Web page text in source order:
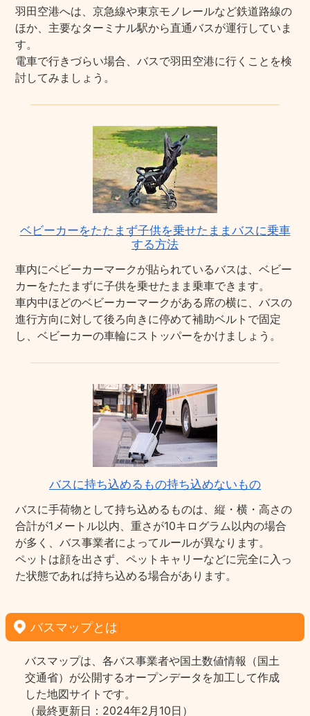
羽田空港へは、京急線や東京モノレールなど鉄道路線の
ほか、主要なターミナル駅から直通バスが運行していま
す。
電車で行きづらい場合、バスで羽田空港に行くことを検
討してみましょう。
ベビーカーをたたまず子供を乗せたままバスに乗車
する方法
車内にベビーカーマークが貼られているバスは、ベビー
カーをたたまずに子供を乗せたまま乗車できます。
車内中ほどのベビーカーマークがある席の横に、バスの
進行方向に対して後ろ向きに停めて補助ベルトで固定
し、ベビーカーの車輪にストッパーをかけましょう。
バスに持ち込めるもの持ち込めないもの
バスに手荷物として持ち込めるものは、縦・横・高さの
合計が1メートル以内、重さが10キログラム以内の場合
が多く、バス事業者によってルールが異なります。
ペットは顔を出さず、ペットキャリーなどに完全に入っ
た状態であれば持ち込める場合があります。
バスマップとは
バスマップは、各バス事業者や国土数値情報（国土
交通省）が公開するオープンデータを加工して作成
した地図サイトです。
（最終更新日：2024年2月10日）